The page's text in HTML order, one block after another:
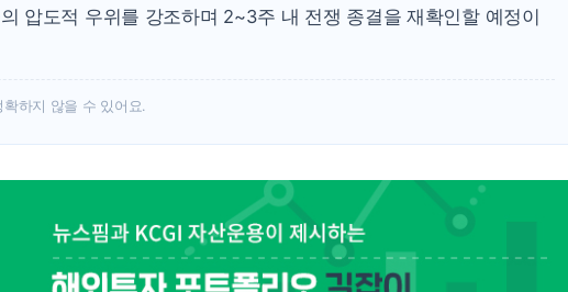
압도적 우위를 강조하며 2~3주 내 전쟁 종결을 재확인할 예정이
하지 않을 수 있어요.